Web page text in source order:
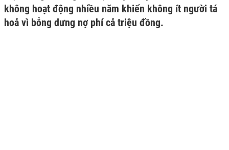
không hoạt động nhiều năm khiến không ít người tá
hoả vì bỗng dưng nợ phí cả triệu đồng.